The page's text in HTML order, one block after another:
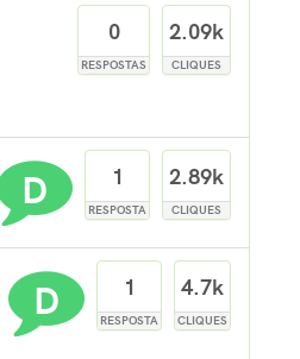
0
RESPOSTAS
2.09k
CLIQUES
D 1
RESPOSTA
2.89k
CLIQUES
D 1
RESPOSTA
4.7k
CLIQUES